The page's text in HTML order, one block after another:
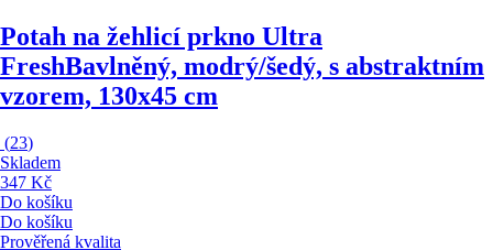
Potah na žehlicí prkno Ultra
FreshBavlněný, modrý/šedý, s abstraktním
vzorem, 130x45 cm
(23)
Skladem
347 Kč
Do košíku
Do košíku
Prověřená kvalita